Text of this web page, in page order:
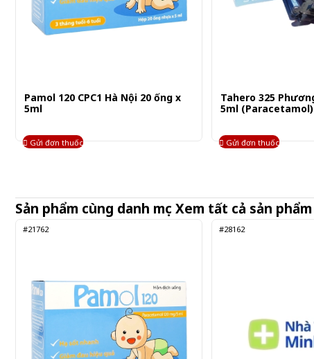
Pamol 120 CPC1 Hà Nội 20 ống x
5ml
Gửi đơn thuốc
Tahero 325
5ml (Paracetamol)
Gửi đơn thuốc
Sản phẩm cùng danh mục Xem tất cả sản phẩm
#21762 #28162